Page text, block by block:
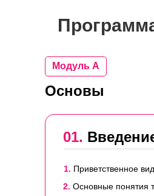
Модуль A
Основы
01.
1. Приветственное
2. Основные понятия